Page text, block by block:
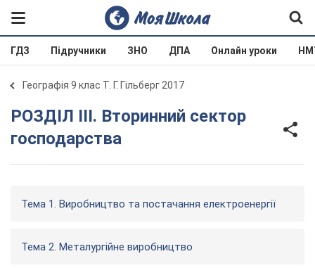
ГДЗ Підручники ЗНО ДПА Онлайн уроки
Географія 9 клас Т. Г. Гільберг 2017
РОЗДІЛ ІII. Вторинний сектор
господарства
Тема 1. Виробництво та постачання електроенергії
Тема 2. Металургійне виробництво